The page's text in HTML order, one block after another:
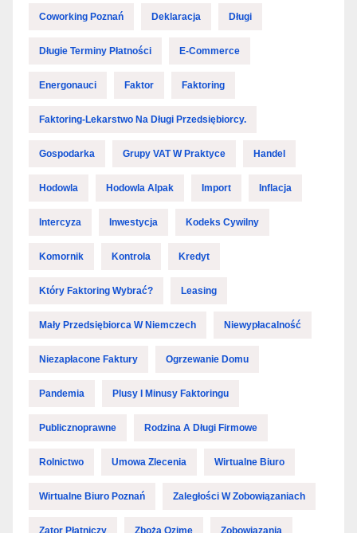
Coworking Poznań Deklaracja Długi
Długie Terminy Płatności E-Commerce
Energonauci Faktor Faktoring
Faktoring-Lekarstwo Na Długi Przedsiębiorcy.
Gospodarka Grupy VAT W Praktyce Handel
Hodowla Hodowla Alpak Import Inflacja
Intercyza Inwestycja Kodeks Cywilny
Komornik Kontrola Kredyt
Który Faktoring Wybrać? Leasing
Mały Przedsiębiorca W Niemczech Niewypłacalność
Niezapłacone Faktury Ogrzewanie Domu
Pandemia Plusy I Minusy Faktoringu
Publicznoprawne Rodzina A Długi Firmowe
Rolnictwo Umowa Zlecenia Wirtualne Biuro
Wirtualne Biuro Poznań Zaległości W Zobowiązaniach
Zator Płatniczy Zboża Ozime Zobowiązania